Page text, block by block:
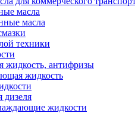
масла
масла
техники
жидкость, антифризы
жидкость
дизеля
жидкости